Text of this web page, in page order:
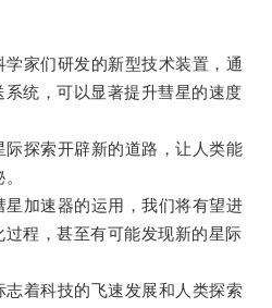
家们研发的新型技术装置，通
统，可以显著提升彗星的速度
探索开辟新的道路，让人类能
加速器的运用，我们将有望进
程，甚至有可能发现新的星际
着科技的飞速发展和人类探索